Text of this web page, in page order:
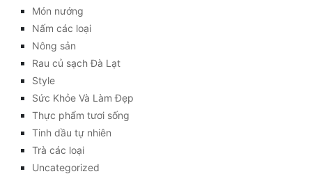
Món nướng
Nấm các loại
Nông sản
Rau củ sạch Đà Lạt
Style
Sức Khỏe Và Làm Đẹp
Thực phẩm tươi sống
Tinh dầu tự nhiên
Trà các loại
Uncategorized